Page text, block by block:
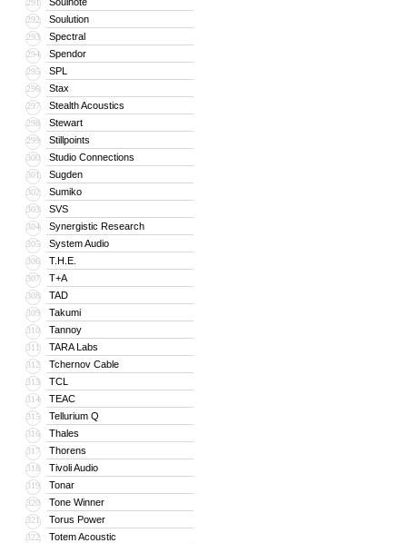
291
292 Soulution
293 Spectral
294 Spendor
295 SPL
296 Stax
297 Stealth Acoustics
298 Stewart
299 Stillpoints
300 Studio Connections
301 Sugden
302 Sumiko
303 SVS
304 Synergistic Research
305 System Audio
306 T.H.E.
307 T+A
308 TAD
309 Takumi
310 Tannoy
311 TARA Labs
312 Tchernov Cable
313 TCL
314 TEAC
315 Tellurium Q
316 Thales
317 Thorens
318 Tivoli Audio
319 Tonar
320 Tone Winner
321 Torus Power
322 Totem Acoustic